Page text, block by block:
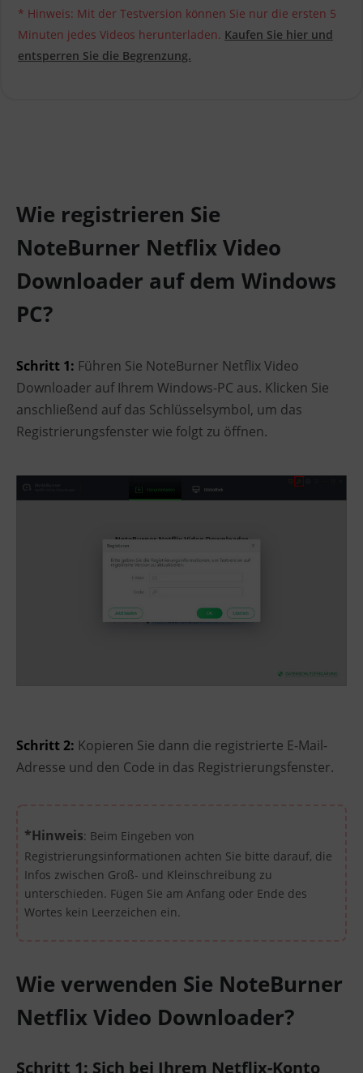
* Hinweis: Mit der Testversion können Sie nur die ersten 5
Minuten jedes Videos herunterladen. Kaufen Sie hier und
entsperren Sie die Begrenzung.
Wie registrieren Sie
NoteBurner Netflix Video
Downloader auf dem Windows
PC?
Schritt 1: Führen Sie NoteBurner Netflix Video
Downloader auf Ihrem Windows-PC aus. Klicken Sie
anschließend auf das Schlüsselsymbol, um das
Registrierungsfenster wie folgt zu öffnen.
Schritt 2: Kopieren Sie dann die registrierte E-Mail-
Adresse und den Code in das Registrierungsfenster.
*Hinweis: Beim Eingeben von
Registrierungsinformationen achten Sie bitte darauf, die
Infos zwischen Groß- und Kleinschreibung zu
unterschieden. Fügen Sie am Anfang oder Ende des
Wortes kein Leerzeichen ein.
Wie verwenden Sie NoteBurner
Netflix Video Downloader?
Schritt 1: Sich bei Ihrem Netflix-Konto